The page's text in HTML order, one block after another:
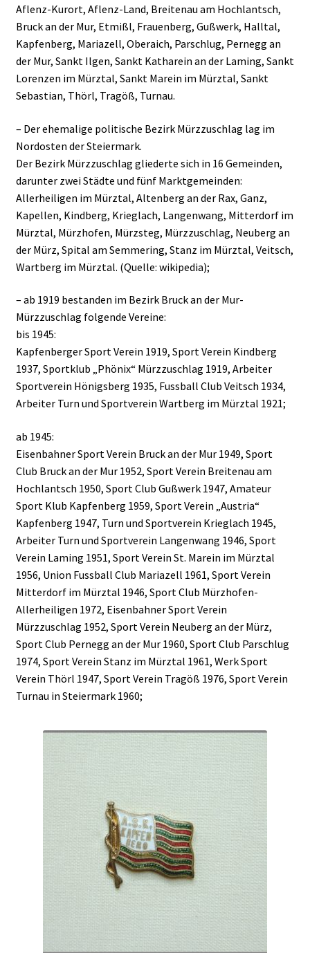
Aflenz-Kurort, Aflenz-Land, Breitenau am Hochlantsch,
Bruck an der Mur, Etmißl, Frauenberg, Gußwerk, Halltal,
Kapfenberg, Mariazell, Oberaich, Parschlug, Pernegg an
der Mur, Sankt Ilgen, Sankt Katharein an der Laming, Sankt
Lorenzen im Mürztal, Sankt Marein im Mürztal, Sankt
Sebastian, Thörl, Tragöß, Turnau.
– Der ehemalige politische Bezirk Mürzzuschlag lag im
Nordosten der Steiermark.
Der Bezirk Mürzzuschlag gliederte sich in 16 Gemeinden,
darunter zwei Städte und fünf Marktgemeinden:
Allerheiligen im Mürztal, Altenberg an der Rax, Ganz,
Kapellen, Kindberg, Krieglach, Langenwang, Mitterdorf im
Mürztal, Mürzhofen, Mürzsteg, Mürzzuschlag, Neuberg an
der Mürz, Spital am Semmering, Stanz im Mürztal, Veitsch,
Wartberg im Mürztal. (Quelle: wikipedia);
– ab 1919 bestanden im Bezirk Bruck an der Mur-
Mürzzuschlag folgende Vereine:
bis 1945:
Kapfenberger Sport Verein 1919, Sport Verein Kindberg
1937, Sportklub „Phönix“ Mürzzuschlag 1919, Arbeiter
Sportverein Hönigsberg 1935, Fussball Club Veitsch 1934,
Arbeiter Turn und Sportverein Wartberg im Mürztal 1921;
ab 1945:
Eisenbahner Sport Verein Bruck an der Mur 1949, Sport
Club Bruck an der Mur 1952, Sport Verein Breitenau am
Hochlantsch 1950, Sport Club Gußwerk 1947, Amateur
Sport Klub Kapfenberg 1959, Sport Verein „Austria“
Kapfenberg 1947, Turn und Sportverein Krieglach 1945,
Arbeiter Turn und Sportverein Langenwang 1946, Sport
Verein Laming 1951, Sport Verein St. Marein im Mürztal
1956, Union Fussball Club Mariazell 1961, Sport Verein
Mitterdorf im Mürztal 1946, Sport Club Mürzhofen-
Allerheiligen 1972, Eisenbahner Sport Verein
Mürzzuschlag 1952, Sport Verein Neuberg an der Mürz,
Sport Club Pernegg an der Mur 1960, Sport Club Parschlug
1974, Sport Verein Stanz im Mürztal 1961, Werk Sport
Verein Thörl 1947, Sport Verein Tragöß 1976, Sport Verein
Turnau in Steiermark 1960;